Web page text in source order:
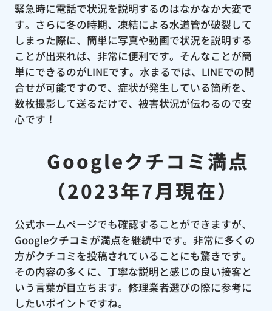
緊急時に電話で状況を説明するのはなかなか大変で
す。さらに冬の時期、凍結による水道管が破裂して
しまった際に、簡単に写真や動画で状況を説明する
ことが出来れば、非常に便利です。そんなことが簡
単にできるのがLINEです。水まるでは、LINEでの問
合せが可能ですので、症状が発生している箇所を、
数枚撮影して送るだけで、被害状況が伝わるので安
心です！
Googleクチコミ満点
（2023年7月現在）
公式ホームページでも確認することができますが、
Googleクチコミが満点を継続中です。非常に多くの
方がクチコミを投稿されていることにも驚きです。
その内容の多くに、丁寧な説明と感じの良い接客と
いう言葉が目立ちます。修理業者選びの際に参考に
したいポイントですね。